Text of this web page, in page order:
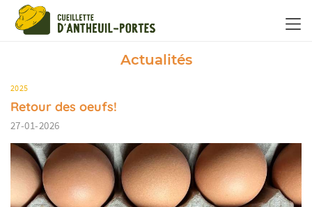
Actualités
2025
Retour des oeufs!
27-01-2026
Panneau de gestion des cookies